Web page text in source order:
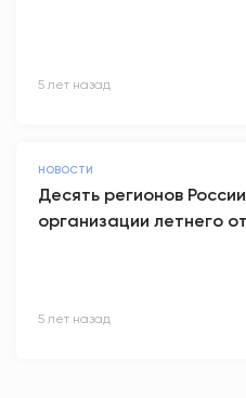
5 лет назад
НОВОСТИ
Десять регионов
организации летнего
5 лет назад